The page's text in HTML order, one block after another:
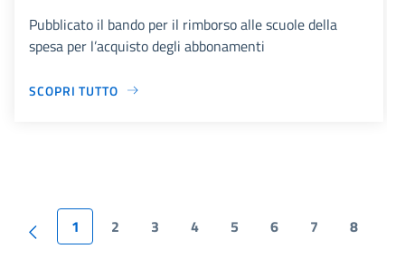
Pubblicato il bando per il rimborso alle scuole della
spesa per l’acquisto degli abbonamenti
SCOPRI TUTTO
1 2 3 4 5 6 7 8